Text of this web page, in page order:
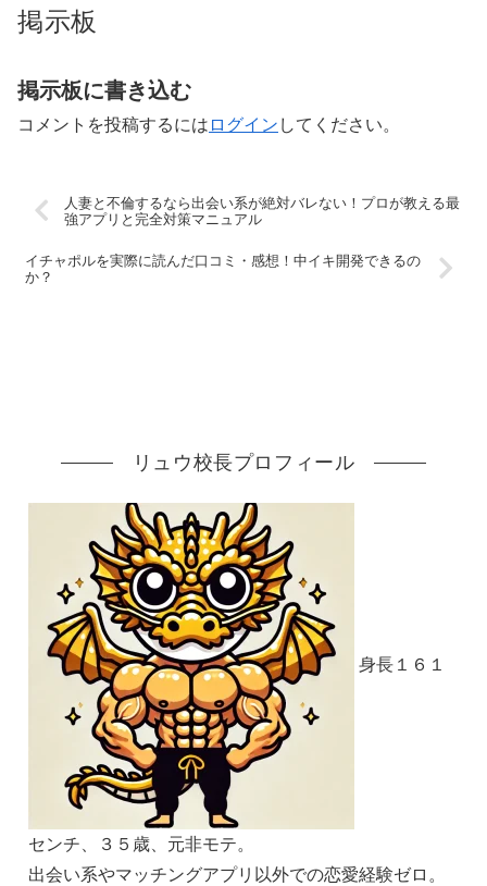
掲示板
掲示板に書き込む
コメントを投稿するには ログイン してください。
人妻と不倫するなら出会い系が絶対バレない！プロが教える最
強アプリと完全対策マニュアル
イチャポルを実際に読んだ口コミ・感想！中イキ開発できるの
か？
リュウ校長プロフィール
身長１６１
センチ、３５歳、元非モテ。
出会い系やマッチングアプリ以外での恋愛経験ゼロ。